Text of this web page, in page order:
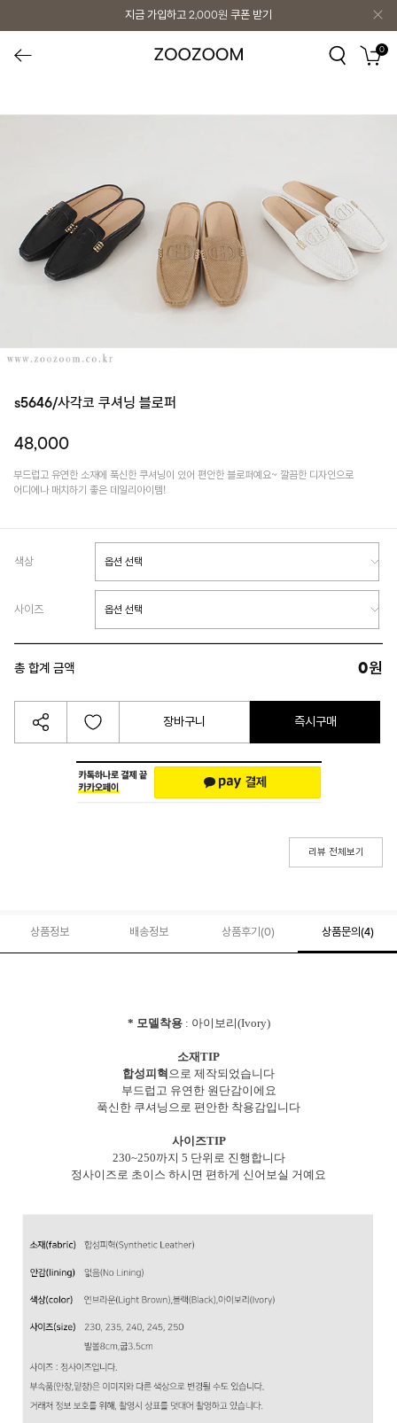
지금 가입하고 2,000원 쿠폰 받기
0
s5646/사각코 쿠셔닝 블로퍼
48,000
부드럽고 유연한 소재에 푹신한 쿠셔닝이 있어 편안한 블로퍼예요~ 깔끔한 디자인으로
어디에나 매치하기 좋은 데일리아이템!
색상
사이즈
총 합계 금액 0원
장바구니 즉시구매
리뷰 전체보기
상품정보 배송정보 상품후기(0) 상품문의 (4)
* 모델착용: 아이보리(Ivory)
소재TIP
합성피혁 으로 제작되었습니다
부드럽고 유연한 원단감이에요
푹신한 쿠셔닝으로 편안한 착용감입니다
사이즈TIP
230~250까지 5 단위로 진행합니다
정사이즈로 초이스 하시면 편하게 신어보실 거예요